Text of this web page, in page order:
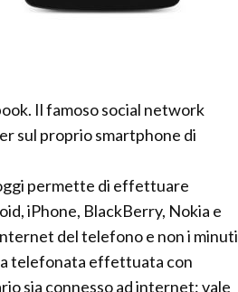
Il famoso social network
sul proprio smartphone di
permette di effettuare
iPhone, BlackBerry, Nokia e
del telefono e non i minuti
telefonata effettuata con
sia connesso ad internet: vale